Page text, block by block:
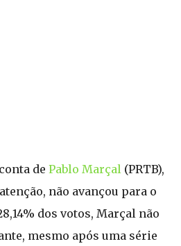
de Pablo Marçal (PRTB),
não avançou para o
dos votos, Marçal não
mesmo após uma série